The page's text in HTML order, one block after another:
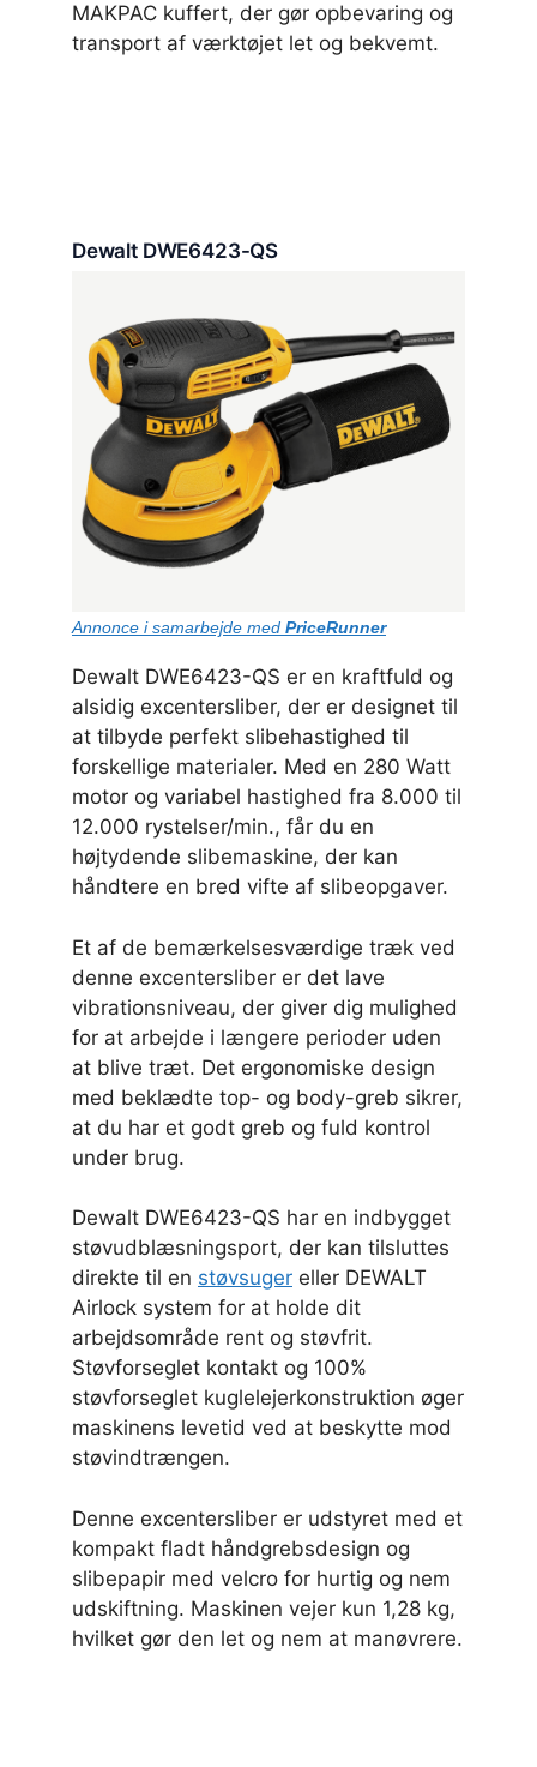
MAKPAC kuffert, der gør opbevaring og
transport af værktøjet let og bekvemt.
Dewalt DWE6423-QS
Annonce i samarbejde med PriceRunner
Dewalt DWE6423-QS er en kraftfuld og
alsidig excentersliber, der er designet til
at tilbyde perfekt slibehastighed til
forskellige materialer. Med en 280 Watt
motor og variabel hastighed fra 8.000 til
12.000 rystelser/min., får du en
højtydende slibemaskine, der kan
håndtere en bred vifte af slibeopgaver.
Et af de bemærkelsesværdige træk ved
denne excentersliber er det lave
vibrationsniveau, der giver dig mulighed
for at arbejde i længere perioder uden
at blive træt. Det ergonomiske design
med beklædte top- og body-greb sikrer,
at du har et godt greb og fuld kontrol
under brug.
Dewalt DWE6423-QS har en indbygget
støvudblæsningsport, der kan tilsluttes
direkte til en støvsuger eller DEWALT
Airlock system for at holde dit
arbejdsområde rent og støvfrit.
Støvforseglet kontakt og 100%
støvforseglet kuglelejerkonstruktion øger
maskinens levetid ved at beskytte mod
støvindtrængen.
Denne excentersliber er udstyret med et
kompakt fladt håndgrebsdesign og
slibepapir med velcro for hurtig og nem
udskiftning. Maskinen vejer kun 1,28 kg,
hvilket gør den let og nem at manøvrere.